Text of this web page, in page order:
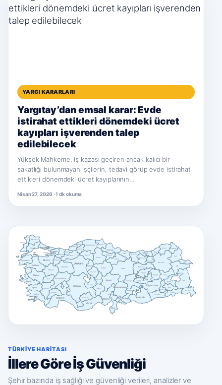
YARGI KARARLARI
Yargıtay’dan emsal karar: Evde
istirahat ettikleri dönemdeki ücret
kayıpları işverenden talep
edilebilecek
Yüksek Mahkeme, iş kazası geçiren ancak kalıcı bir
sakatlığı bulunmayan işçilerin, tedavi görüp evde istirahat
ettikleri dönemdeki ücret kayıplarının…
Nisan 27, 2026 · 1 dk okuma
Adana
Adıyaman
Afyonkarahisar
Aksaray
Amasya
Ankara
Antalya
Ardahan
Artvin
Aydın
Ağrı
Balıkesir
Bartın
Batman
Bayburt
Bilecik
Bingöl
Bitlis
Bolu
Burdur
Bursa
Denizli
Diyarbakır
Düzce
Edirne
Elazığ
Erzincan
Erzurum
Eskişehir
Gaziantep
Giresun
Gümüşhane
Hakkâri
Hatay
Isparta
Istanbul
Iğdır
İzmir
Kahramanmaraş
Karabük
Karaman
Kars
Kastamonu
Kayseri
Kilis
Kocaeli
Konya
Kütahya
Kırklareli
Kırıkkale
Kırşehir
Malatya
Manisa
Mardin
Mersin
Muğla
Muş
Nevşehir
Niğde
Ordu
Osmaniye
Rize
Sakarya
Samsun
Siirt
Sinop
Sivas
Tekirdağ
Tokat
Trabzon
Tunceli
Uşak
Van
Yalova
Yozgat
Zonguldak
Çanakkale
Çankırı
Çorum
Şanlıurfa
Şırnak
TÜRKIYE HARITASI
İllere Göre İş Güvenliği
Şehir bazında iş sağlığı ve güvenliği verileri, analizler ve